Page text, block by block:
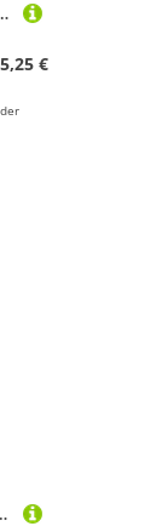
Absätzen, Leder, Ritterstiefel
€
Zehenpartie, kniehohe Damenstiefel